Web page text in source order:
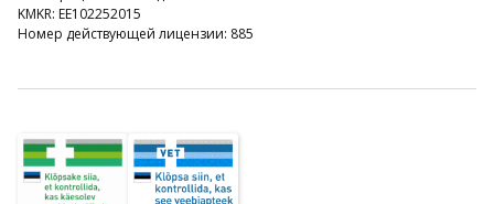
KMKR: EE102252015
Номер действующей лицензии: 885